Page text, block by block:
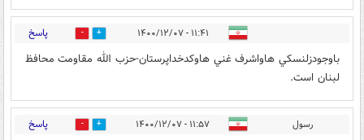
۱۱:۴۱ - ۱۴۰۰/۱۲/۰۷ 7 پاسخ
باوجودزلنسكي هاواشرف غني هاوكدخداپرستان-حزب الله مقاومت محافظ
لبنان است.
رسول ۱۱:۵۷ - ۱۴۰۰/۱۲/۰۷ 8 پاسخ